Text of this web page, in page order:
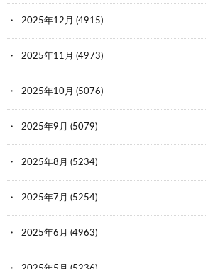
2025年12月 (4915)
2025年11月 (4973)
2025年10月 (5076)
2025年9月 (5079)
2025年8月 (5234)
2025年7月 (5254)
2025年6月 (4963)